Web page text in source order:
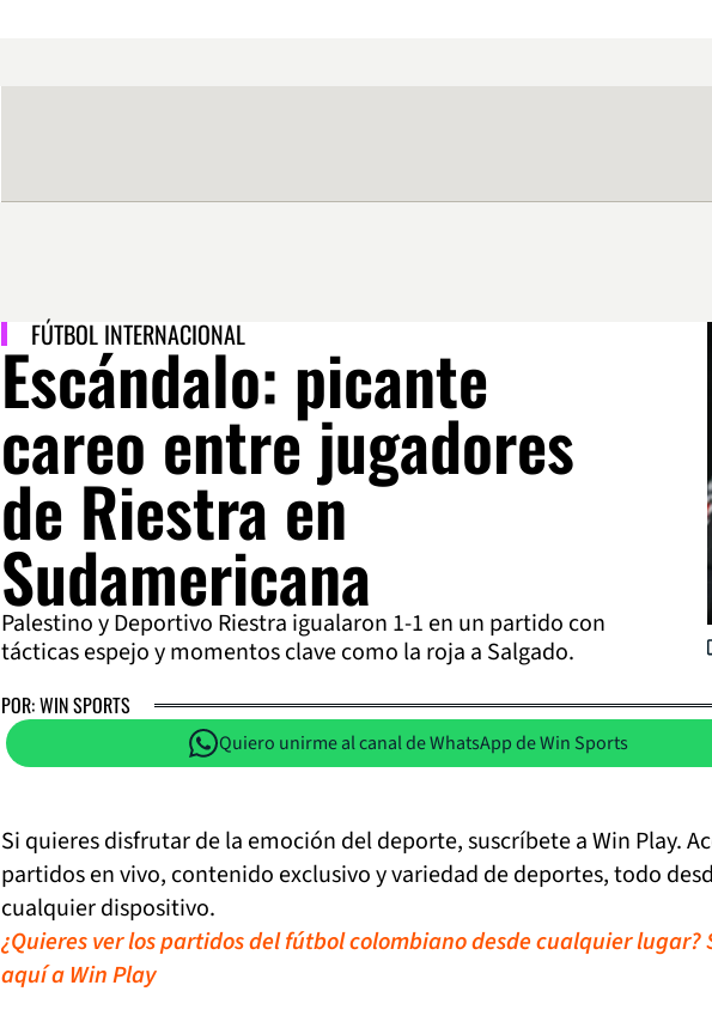
FÚTBOL INTERNACIONAL
Escándalo: picante
careo entre jugadores
de Riestra en
Sudamericana
Palestino y Deportivo Riestra igualaron 1-1 en un partido con
tácticas espejo y momentos clave como la roja a Salgado.
POR: WIN SPORTS
Quiero unirme al canal de WhatsApp de Win Sports
Si quieres disfrutar de la emoción del deporte, suscríbete a Win Play.
partidos en vivo, contenido exclusivo y variedad de deportes, todo
cualquier dispositivo.
¿Quieres ver los partidos del fútbol colombiano desde cualquier lugar?
aquí a Win Play